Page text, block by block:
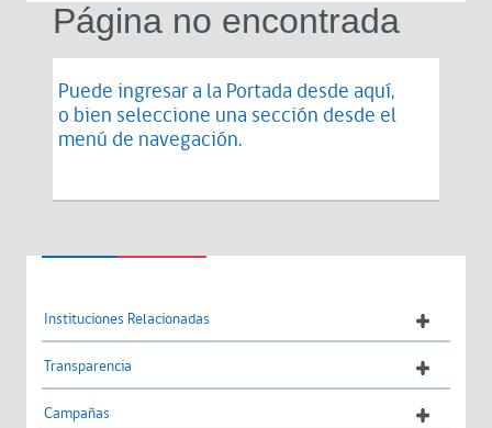
Página no encontrada
Puede ingresar a la Portada desde aquí,
o bien seleccione una sección desde el
menú de navegación.
Instituciones Relacionadas
Transparencia
Campañas